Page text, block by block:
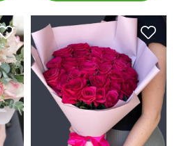
55 см 40 см